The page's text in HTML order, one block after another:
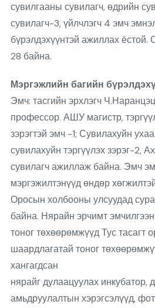
сувилгааны сувилагч, өдрийн
сувилагч-3, үйлчлэгч 4 эмч
бүрэлдэхүүнтэй ажиллах
28 байна.
Мэргэжлийн багийн
Эмч: тасгийн эрхлэгч
профессор. АШУ магистр,
зэрэгтэй эмч -1; Сувилахуйн
сувилахуйн тэргүүлэх зэрэг-2,
сувилагч ажиллаж байна. Эмч
мэргэжилтэнүүд өндөр
Оросын холбооны улсуудад
байна. Нярайн эрчимт
тоног төхөөрөмжүүд Тус тасагт
шаардлагатай тоног
хангагдсан
нярайг дулаацуулах инкубатор,
амьдруулалтын хэрэгсэлүүд,